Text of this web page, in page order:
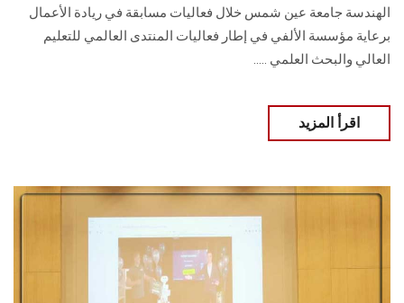
الهندسة جامعة عين شمس خلال فعاليات مسابقة في ريادة الأعمال
برعاية مؤسسة الألفي في إطار فعاليات المنتدى العالمي للتعليم
العالي والبحث العلمي .....
اقرأ المزيد